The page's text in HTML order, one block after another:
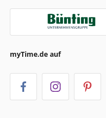
myTime.de auf